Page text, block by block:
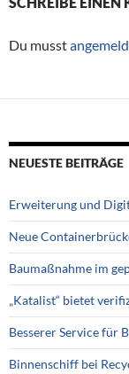
Du musst
NEUESTE BEITRÄGE
Erweiterung und
Neue
Baumaßnahme im
„Katalist“ bietet
Besserer Service für
Binnenschiff bei